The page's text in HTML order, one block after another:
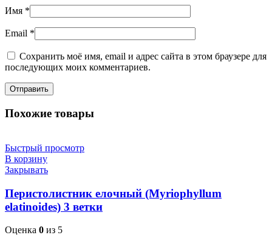
Имя *
Email *
Сохранить моё имя, email и адрес сайта в этом браузере для
последующих моих комментариев.
Похожие товары
Быстрый просмотр
В корзину
Закрывать
Перистолистник елочный (Myriophyllum
elatinoides) 3 ветки
Оценка 0 из 5